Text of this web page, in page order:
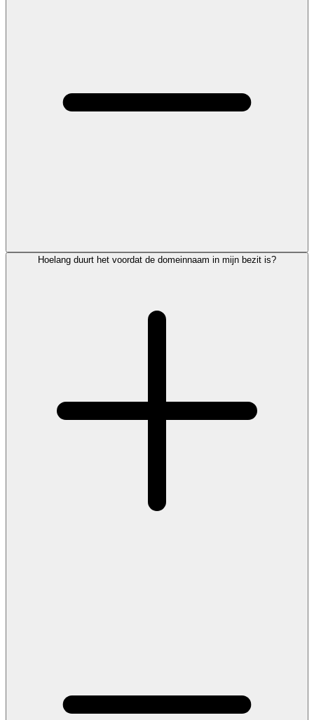
Hoelang duurt het voordat de domeinnaam in mijn bezit is?